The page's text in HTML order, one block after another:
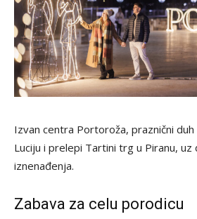
Izvan centra Portoroža, praznični
Luciju i prelepi Tartini trg u Piranu,
iznenađenja.
Zabava za celu porodicu